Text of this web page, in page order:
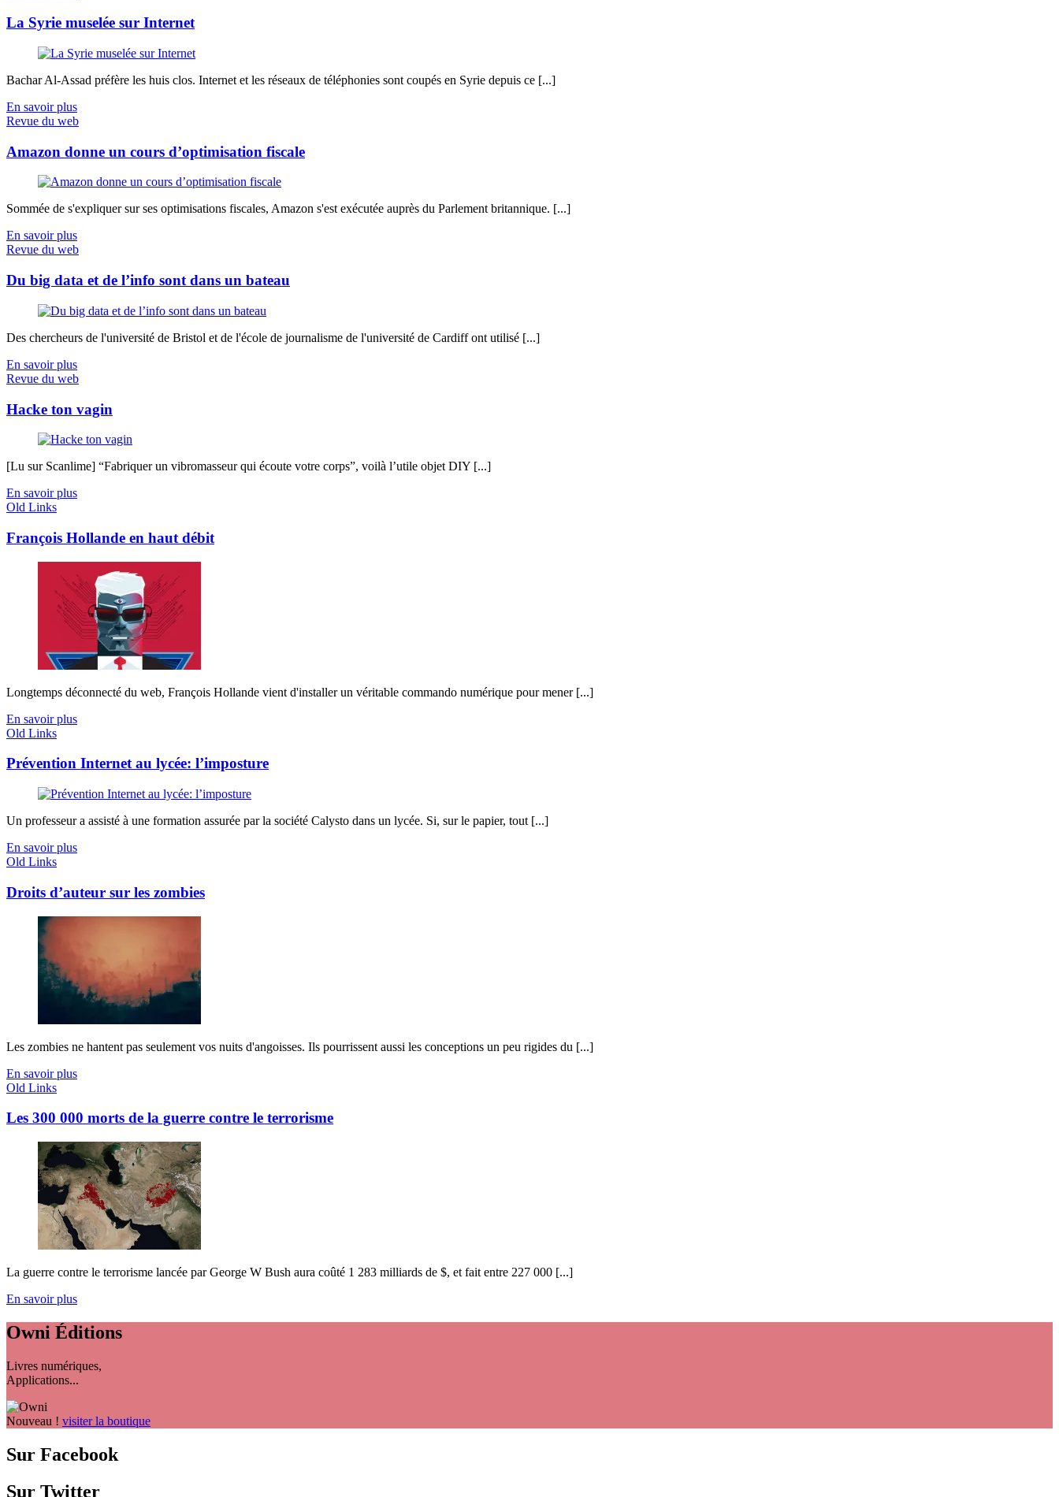
La Syrie muselée sur Internet
Bachar Al-Assad préfère les huis clos. Internet et les réseaux de téléphonies sont coupés en Syrie depuis ce [...]
En savoir plus
Revue du web
Amazon donne un cours d’optimisation fiscale
Sommée de s'expliquer sur ses optimisations fiscales, Amazon s'est exécutée auprès du Parlement britannique. [...]
En savoir plus
Revue du web
Du big data et de l’info sont dans un bateau
Des chercheurs de l'université de Bristol et de l'école de journalisme de l'université de Cardiff ont utilisé [...]
En savoir plus
Revue du web
Hacke ton vagin
[Lu sur Scanlime] “Fabriquer un vibromasseur qui écoute votre corps”, voilà l’utile objet DIY [...]
En savoir plus
Old Links
François Hollande en haut débit
Longtemps déconnecté du web, François Hollande vient d'installer un véritable commando numérique pour mener [...]
En savoir plus
Old Links
Prévention Internet au lycée: l’imposture
Un professeur a assisté à une formation assurée par la société Calysto dans un lycée. Si, sur le papier, tout [...]
En savoir plus
Old Links
Droits d’auteur sur les zombies
Les zombies ne hantent pas seulement vos nuits d'angoisses. Ils pourrissent aussi les conceptions un peu rigides du [...]
En savoir plus
Old Links
Les 300 000 morts de la guerre contre le terrorisme
La guerre contre le terrorisme lancée par George W Bush aura coûté 1 283 milliards de $, et fait entre 227 000 [...]
En savoir plus
Owni Éditions
Livres numériques,
Applications...
Nouveau ! visiter la boutique
Sur Facebook
Sur Twitter